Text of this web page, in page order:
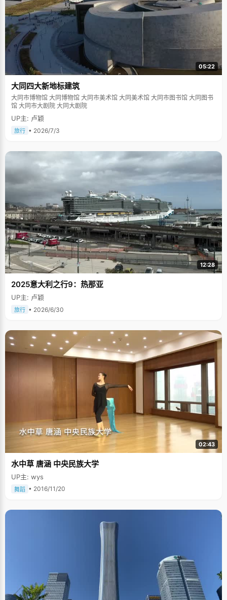
05:22
大同四大新地标建筑
大同市博物馆 大同博物馆 大同市美术馆 大同美术馆 大同市图书馆 大同图书
馆 大同市大剧院 大同大剧院
UP主: 卢颖
旅行 • 2026/7/3
12:28
2025意大利之行9：热那亚
UP主: 卢颖
旅行 • 2026/6/30
02:43
水中草 唐涵 中央民族大学
UP主: wys
舞蹈 • 2016/11/20